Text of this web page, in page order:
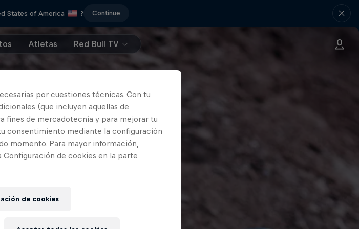
States of America ? Continue
Atletas Red Bull TV
por cuestiones técnicas. Con tu
(que incluyen aquellas de
fines de mercadotecnia y para mejorar tu
consentimiento mediante la configuración
momento. Para mayor información,
Configuración de cookies en la parte
de cookies